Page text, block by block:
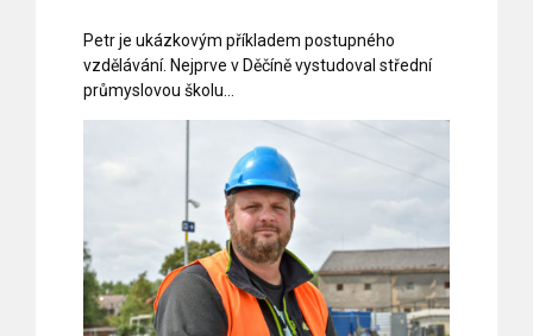
Petr je ukázkovým příkladem postupného
vzdělávání. Nejprve v Děčíně vystudoval střední
průmyslovou školu…